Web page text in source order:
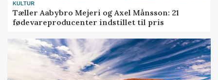
KULTUR
Tæller Aabybro Mejeri og Axel Månsson: 21
fødevareproducenter indstillet til pris